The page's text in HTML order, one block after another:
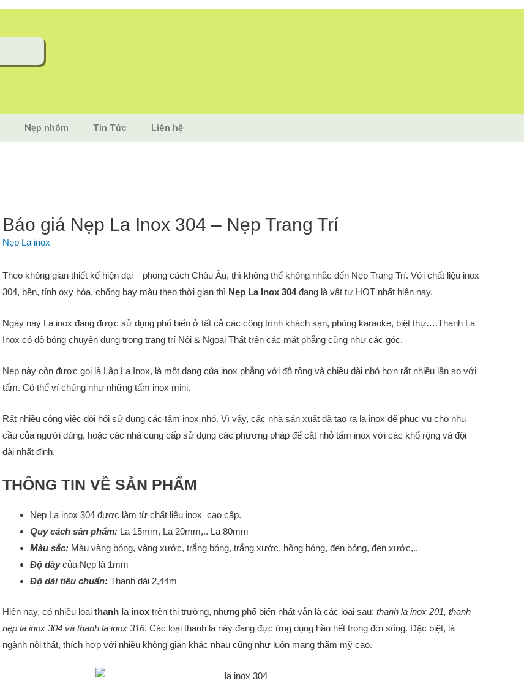
Nẹp nhôm Tin Tức Liên hệ
Báo giá Nẹp La Inox 304 – Nẹp Trang Trí
Nẹp La inox
Theo không gian thiết kế hiện đại – phong cách Châu Âu, thì không thể không nhắc đến Nẹp Trang Trí. Với chất liệu inox
304, bền, tính oxy hóa, chống bay màu theo thời gian thì Nẹp La Inox 304đang là vật tư HOT nhất hiện nay.
Ngày nay La inox đang được sử dụng phổ biến ở tất cả các công trình khách sạn, phòng karaoke, biệt thự….Thanh La
Inox có độ bóng chuyên dụng trong trang trí Nội & Ngoại Thất trên các mặt phẳng cũng như các góc.
Nẹp này còn được gọi là Lập La Inox, là một dạng của inox phẳng với độ rộng và chiều dài nhỏ hơn rất nhiều lần so với
tấm. Có thể ví chúng như những tấm inox mini.
Rất nhiều công việc đòi hỏi sử dụng các tấm inox nhỏ. Vì vậy, các nhà sản xuất đã tạo ra la inox để phục vụ cho nhu
cầu của người dùng, hoặc các nhà cung cấp sử dụng các phương pháp để cắt nhỏ tấm inox với các khổ rộng và đội
dài nhất định.
THÔNG TIN VỀ SẢN PHẨM
Nẹp La inox 304 được làm từ chất liệu inox cao cấp.
Quy cách sản phẩm: La 15mm, La 20mm,.. La 80mm
Màu sắc: Màu vàng bóng, vàng xước, trắng bóng, trắng xước, hồng bóng, đen bóng, đen xước,..
Độ dàycủa Nẹp là 1mm
Độ dài tiêu chuẩn: Thanh dài 2,44m
Hiện nay, có nhiều loại thanh la inox trên thị trường, nhưng phổ biến nhất vẫn là các loại sau: thanh la inox 201, thanh
nẹp la inox 304 và thanh la inox 316. Các loại thanh la này đang đực ứng dụng hầu hết trong đời sống. Đặc biệt, là
ngành nội thất, thích hợp với nhiều không gian khác nhau cũng như luôn mang thẩm mỹ cao.